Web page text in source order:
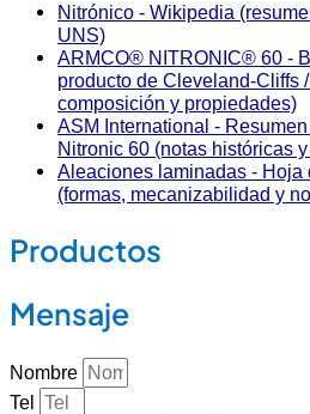
Nitrónico - Wikipedia
UNS)
ARMCO® NITRONIC® 60 -
producto de Cleveland-Cliffs
composición y propiedades)
ASM International -
Nitronic 60 (notas históricas
Aleaciones laminadas - Hoja
(formas, mecanizabilidad y
Productos
Mensaje
Nombre
Tel